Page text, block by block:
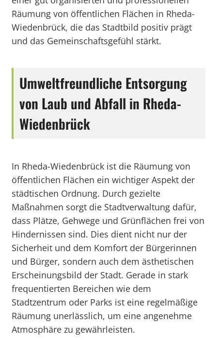
Räumung von öffentlichen Flächen in Rheda-
Wiedenbrück, die das Stadtbild positiv prägt
und das Gemeinschaftsgefühl stärkt.
Umweltfreundliche Entsorgung
von Laub und Abfall in Rheda-
Wiedenbrück
In Rheda-Wiedenbrück ist die Räumung von
öffentlichen Flächen ein wichtiger Aspekt der
städtischen Ordnung. Durch gezielte
Maßnahmen sorgt die Stadtverwaltung dafür,
dass Plätze, Gehwege und Grünflächen frei von
Hindernissen sind. Dies dient nicht nur der
Sicherheit und dem Komfort der Bürgerinnen
und Bürger, sondern auch dem ästhetischen
Erscheinungsbild der Stadt. Gerade in stark
frequentierten Bereichen wie dem
Stadtzentrum oder Parks ist eine regelmäßige
Räumung unerlässlich, um eine angenehme
Atmosphäre zu gewährleisten.